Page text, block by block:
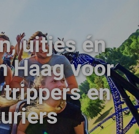
deals
uitjes én
Haag voor
en